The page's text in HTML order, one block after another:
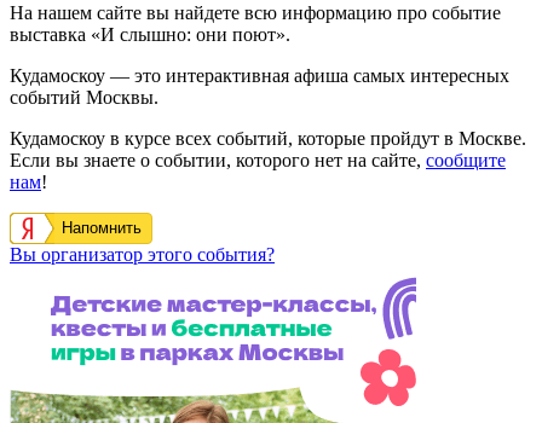
На нашем сайте вы найдете всю информацию про событие
выставка «И слышно: они поют».
Кудамоскоу — это интерактивная афиша самых интересных
событий Москвы.
Кудамоскоу в курсе всех событий, которые пройдут в Москве.
Если вы знаете о событии, которого нет на сайте, сообщите
нам!
Напомнить
Вы организатор этого события?